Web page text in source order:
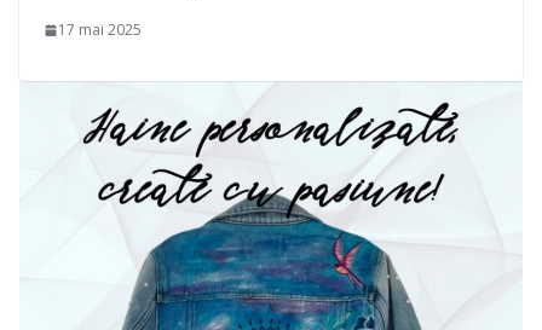
17 mai 2025